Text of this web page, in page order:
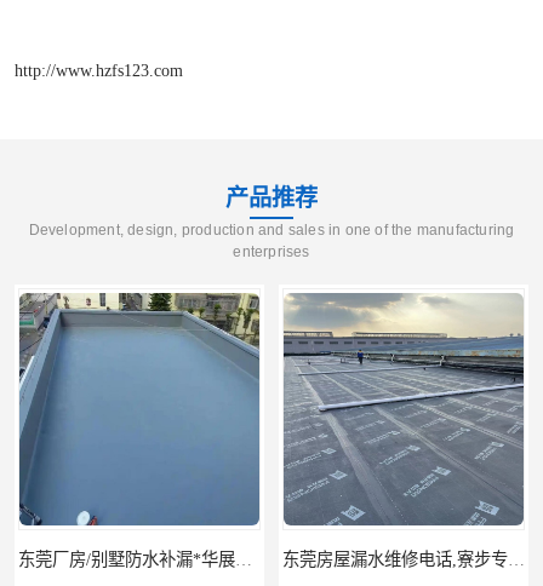
http://www.hzfs123.com
产品推荐
Development, design, production and sales in one of the manufacturing
enterprises
东莞厂房/别墅防水补漏*华展防水，技术全面、专业靠谱 东莞房屋漏水维修电话,寮步专业房屋防水补漏，专业厂房渗漏水维修